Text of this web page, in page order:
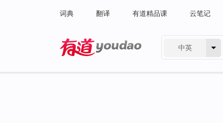
词典 翻译 有道精品课 云笔记
中英